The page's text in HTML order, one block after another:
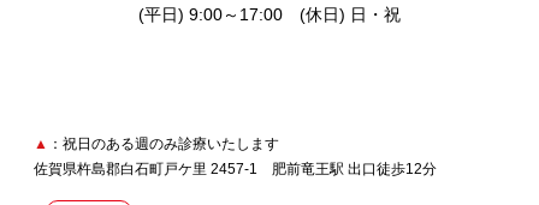
(平日) 9:00～17:00 (休日) 日・祝
▲ ：祝日のある週のみ診療いたします
佐賀県杵島郡白石町戸ケ里 2457-1 肥前竜王駅 出口徒歩12分